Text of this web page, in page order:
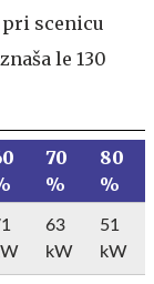
scenicu
le 130
70
%
80
%
63
kW
51
kW